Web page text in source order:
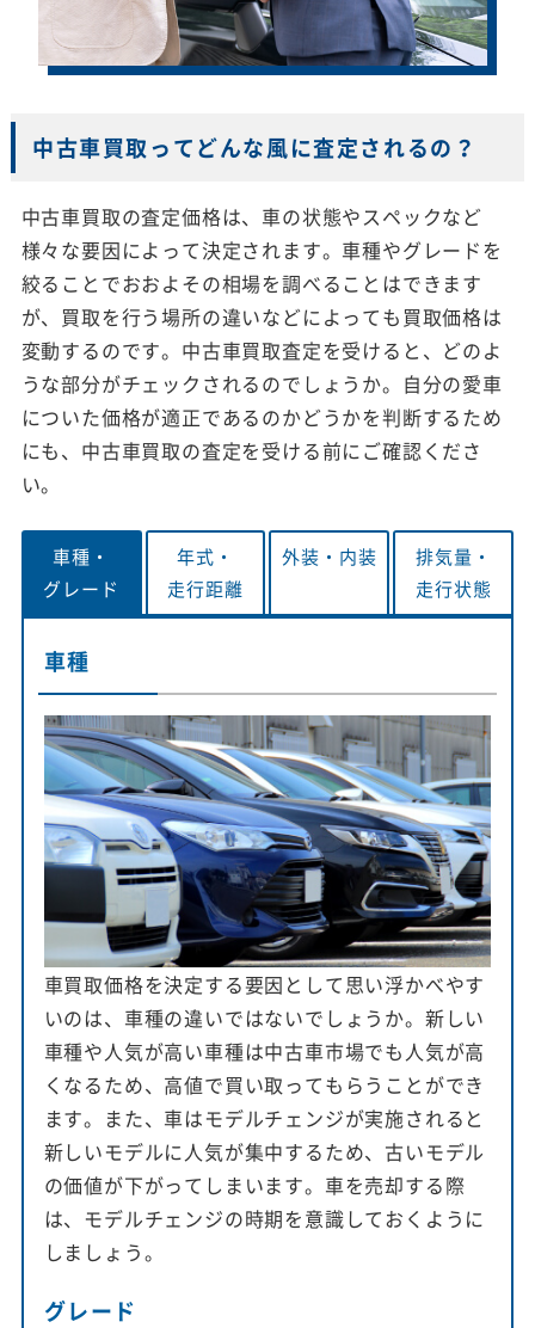
中古車買取ってどんな風に査定されるの？
中古車買取の査定価格は、車の状態やスペックなど
様々な要因によって決定されます。車種やグレードを
絞ることでおおよその相場を調べることはできます
が、買取を行う場所の違いなどによっても買取価格は
変動するのです。中古車買取査定を受けると、どのよ
うな部分がチェックされるのでしょうか。自分の愛車
についた価格が適正であるのかどうかを判断するため
にも、中古車買取の査定を受ける前にご確認くださ
い。
車種・
グレード
年式・
走行距離
外装・ 内装
排気量・
走行状態
車種
車買取価格を決定する要因として思い浮かべやす
いのは、車種の違いではないでしょうか。新しい
車種や人気が高い車種は中古車市場でも人気が高
くなるため、高値で買い取ってもらうことができ
ます。また、車はモデルチェンジが実施されると
新しいモデルに人気が集中するため、古いモデル
の価値が下がってしまいます。車を売却する際
は、モデルチェンジの時期を意識しておくように
しましょう。
グレード